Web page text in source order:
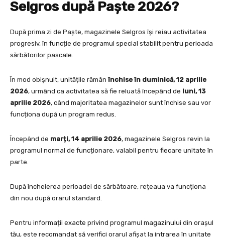
Selgros după Paște 2026?
După prima zi de Paște, magazinele Selgros își reiau activitatea
progresiv, în funcție de programul special stabilit pentru perioada
sărbătorilor pascale.
În mod obișnuit, unitățile rămân închise în duminică, 12 aprilie
2026, urmând ca activitatea să fie reluată începând de luni, 13
aprilie 2026, când majoritatea magazinelor sunt închise sau vor
funcționa după un program redus.
Începând de marți, 14 aprilie 2026, magazinele Selgros revin la
programul normal de funcționare, valabil pentru fiecare unitate în
parte.
După încheierea perioadei de sărbătoare, rețeaua va funcționa
din nou după orarul standard.
Pentru informații exacte privind programul magazinului din orașul
tău, este recomandat să verifici orarul afișat la intrarea în unitate